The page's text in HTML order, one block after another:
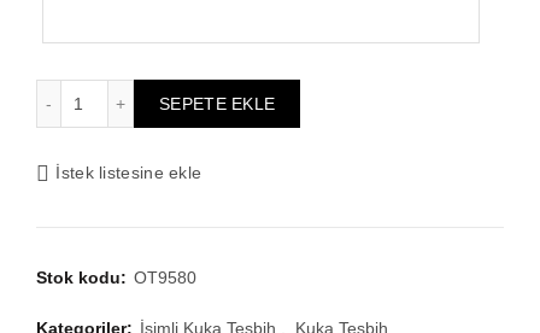
SEPETE EKLE
İstek listesine ekle
Stok kodu: OT9580
Kategoriler: İsimli Kuka Tesbih Kuka Tesbih